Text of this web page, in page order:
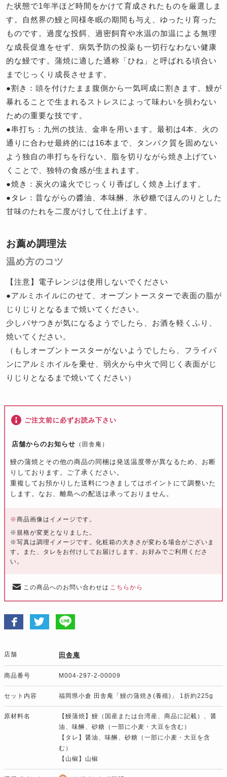
た状態で1年半ほど時間をかけて育成されたものを厳選しま
す。自然界の鰻と同様冬眠の期間も与え、ゆったり育った
ものです。過度な投餌、過密飼育や水温の加温による無理
な成長促進をせず、病気予防の投薬も一切行なわない健康
的な鰻です。蒲焼に適した通称「ひね」と呼ばれる頃合い
までじっくり成長させます。
●割き：頭を付けたまま腹側から一気呵成に割きます。鰻が
暴れることで生まれるストレスによって味わいを損わない
ための重要な技です。
●串打ち：九州の技法、金串を用います。最初は4本、火の
通りに合わせ最終的には16本まで、タンパク質を固めない
よう独自の串打ちを行ない、脂を切りながら焼き上げてい
くことで、独特の食感が生まれます。
●焼き：炭火の遠火でじっくり香ばしく焼き上げます。
●タレ：昔ながらの醬油、本味醂、氷砂糖でほんのりとした
甘味のたれを二度がけして仕上げます。
お薦め調理法
温め方のコツ
【注意】電子レンジは使用しないでください
●アルミホイルにのせて、オーブントースターで表面の脂が
じりじりとなるまで焼いてください。
少しパサつきが気になるようでしたら、お酒を軽くふり、
焼いてください。
（もしオーブントースターがないようでしたら、フライパ
ンにアルミホイルを乗せ、弱火から中火で同じく表面がじ
りじりとなるまで焼いてください）
ご注文前に必ずお読み下さい
店舗からのお知らせ （田舎庵）
鰻の蒲焼とその他の商品の同梱は発送温度帯が異なるため、お断
りしております。ご了承ください。
重複してお預かりした送料につきましてはポイントにて調整いた
します。なお、離島への配送は承っておりません。
※商品画像はイメージです。
※規格が変更となりました。
※写真は調理イメージです。化粧箱の大きさが変わる場合がございま
す。また、タレをお付けしてお届けします。お好みでご利用くださ
い。
この商品へのお問い合わせは こちらから
店舗 田舎庵
商品番号 M004-297-2-00009
セット内容 福岡県小倉 田舎庵「鰻の蒲焼き(養殖)」 1折約225g
原材料名
【鰻蒲焼】鰻（国産または台湾産、商品に記載）、醤
油、味醂、砂糖（一部に小麦・大豆を含む）
【タレ】醤油、味醂、砂糖（一部に小麦・大豆を含
む）
【山椒】山椒